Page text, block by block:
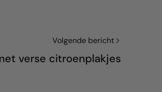
Volgende bericht
verse citroenplakjes